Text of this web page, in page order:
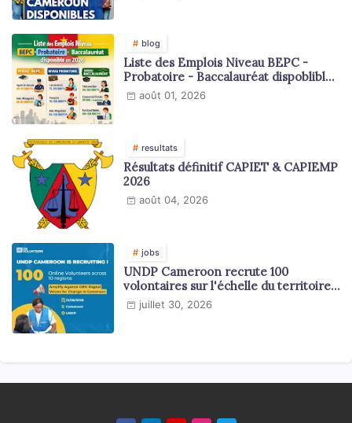
blog
Liste des Emplois Niveau BEPC -
Probatoire - Baccalauréat dispoblible
en 2026
août 01, 2026
resultats
Résultats définitif CAPIET & CAPIEMP
2026
août 04, 2026
jobs
UNDP Cameroon recrute 100
volontaires sur l'échelle du territoire
national
juillet 30, 2026